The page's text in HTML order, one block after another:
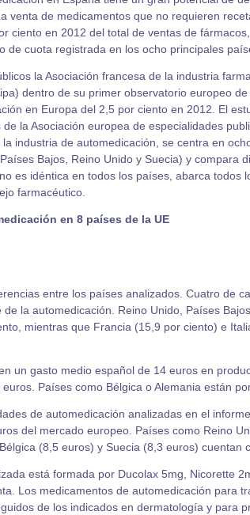
venta de medicamentos que no requieren
ciento en 2012 del total de ventas de
de cuota registrada en los ocho principales
la Asociación francesa de la industria
dentro de su primer observatorio europeo
en Europa del 2,5 por ciento en 2012. El
la Asociación europea de especialidades
industria de automedicación, se centra en
Bajos, Reino Unido y Suecia) y compara
es idéntica en todos los países, abarca todos
farmacéutico.
en 8 países de la UE
entre los países analizados. Cuatro de
la automedicación. Reino Unido, Países
mientras que Francia (15,9 por ciento) e
un gasto medio español de 14 euros en
Países como Bélgica o Alemania están
de automedicación analizadas en el
del mercado europeo. Países como Reino
(8,5 euros) y Suecia (8,3 euros) cuentan
está formada por Ducolax 5mg, Nicorette
Los medicamentos de automedicación para
de los indicados en dermatología y para